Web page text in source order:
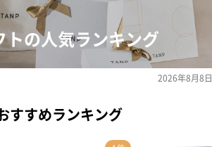
の人気ランキング
2026年8月8日
すすめランキング